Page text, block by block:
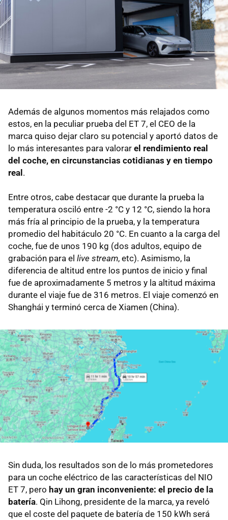
Además de algunos momentos más relajados como
estos, en la peculiar prueba del ET 7, el CEO de la
marca quiso dejar claro su potencial y aportó datos de
lo más interesantes para valorar el rendimiento real
del coche, en circunstancias cotidianas y en tiempo
real.
Entre otros, cabe destacar que durante la prueba la
temperatura osciló entre -2 °C y 12 °C, siendo la hora
más fría al principio de la prueba, y la temperatura
promedio del habitáculo 20 °C. En cuanto a la carga del
coche, fue de unos 190 kg (dos adultos, equipo de
grabación para el live stream, etc). Asimismo, la
diferencia de altitud entre los puntos de inicio y final
fue de aproximadamente 5 metros y la altitud máxima
durante el viaje fue de 316 metros. El viaje comenzó en
Shanghái y terminó cerca de Xiamen (China).
Sin duda, los resultados son de lo más prometedores
para un coche eléctrico de las características del NIO
ET 7, pero hay un gran inconveniente: el precio de la
batería. Qin Lihong, presidente de la marca, ya reveló
que el coste del paquete de batería de 150 kWh será